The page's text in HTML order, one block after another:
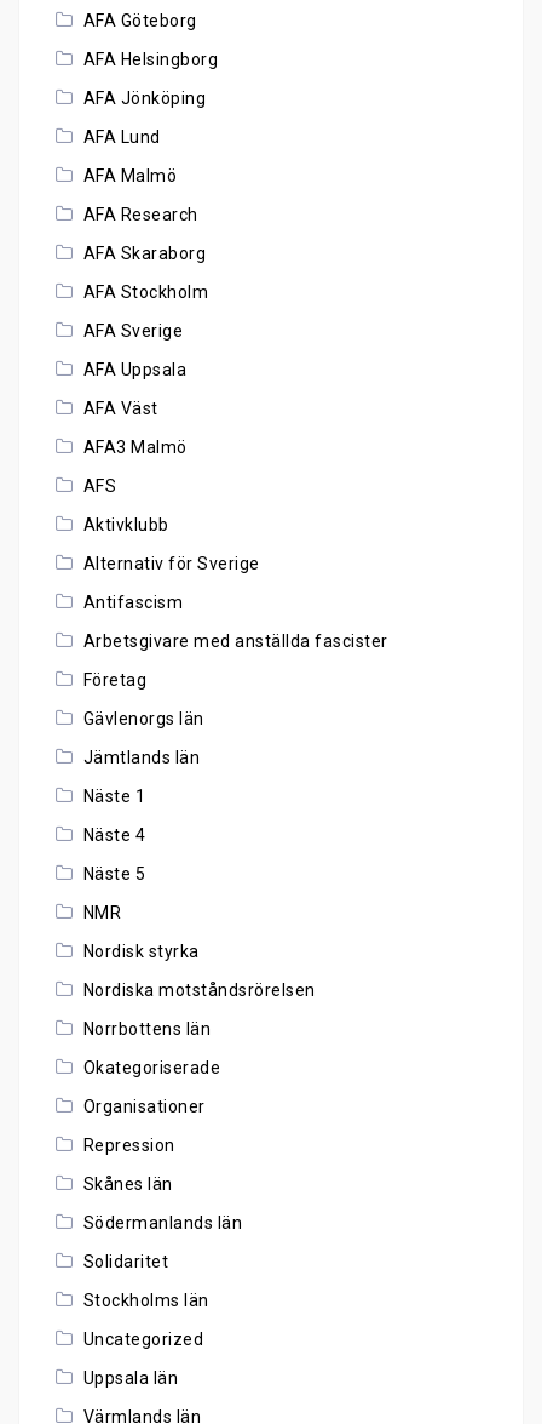
AFA Göteborg
AFA Helsingborg
AFA Jönköping
AFA Lund
AFA Malmö
AFA Research
AFA Skaraborg
AFA Stockholm
AFA Sverige
AFA Uppsala
AFA Väst
AFA3 Malmö
AFS
Aktivklubb
Alternativ för Sverige
Antifascism
Arbetsgivare med anställda fascister
Företag
Gävlenorgs län
Jämtlands län
Näste 1
Näste 4
Näste 5
NMR
Nordisk styrka
Nordiska motståndsrörelsen
Norrbottens län
Okategoriserade
Organisationer
Repression
Skånes län
Södermanlands län
Solidaritet
Stockholms län
Uncategorized
Uppsala län
Värmlands län